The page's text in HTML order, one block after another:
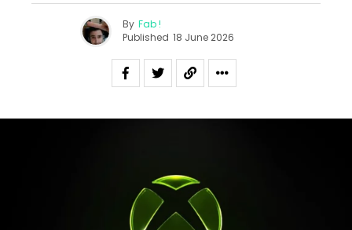
By Fab !
Published 18 June 2026